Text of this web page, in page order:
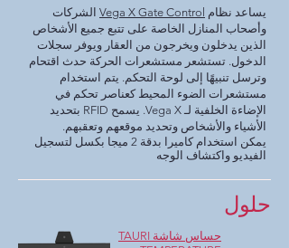
يساعد نظام Vega X Gate Control الشركات
وأصحاب المنازل الخاصة على تتبع جميع الأشخاص
الذين يدخلون ويخرجون من العقار ويوفر سجلات
الدخول. تستشعر مستشعرات الحركة حدث اقتحام
وترسل تنبيهًا إلى لوحة التحكم. يتم استخدام
مستشعرات الضوء المحيط كعناصر تحكم في
الإضاءة الخلفية لـ Vega X. يسمح RFID بتحديد
الأشياء والأشخاص وتحديد موقعهم وتعقبهم.
يمكن استخدام كاميرا بدقة 2 ميجا بكسل لتسجيل
الفيديو واكتشاف الوجه
حلول
حساس شاشة TAURI